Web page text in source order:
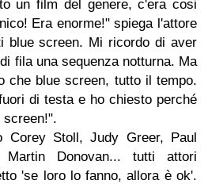
un film del genere, c'era cosi
Era enorme!" spiega l'attore
blue screen. Mi ricordo di aver
fila una sequenza notturna. Ma
che blue screen, tutto il tempo.
di testa e ho chiesto perché
Corey Stoll, Judy Greer, Paul
Martin Donovan... tutti attori
'se loro lo fanno, allora è ok'.